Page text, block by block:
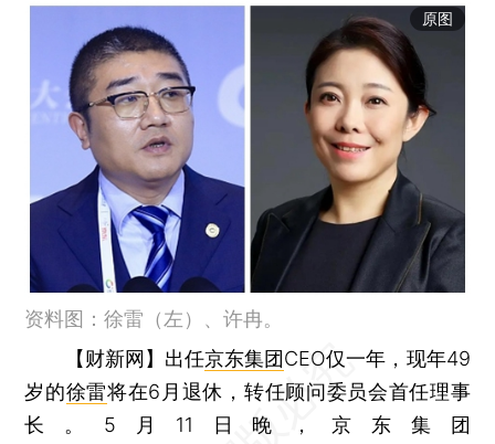
原图
资料图：徐雷（左）、许冉。
【财新网】 出任京东集团CEO仅一年，现年49
岁的徐雷将在6月退休，转任顾问委员会首任理事
长。5月11日晚，京东集团